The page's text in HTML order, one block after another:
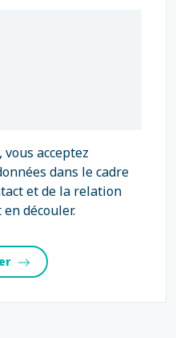
vous acceptez
dans le cadre
et de la relation
découler.